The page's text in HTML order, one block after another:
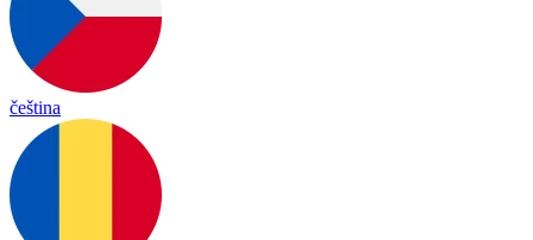
čeština